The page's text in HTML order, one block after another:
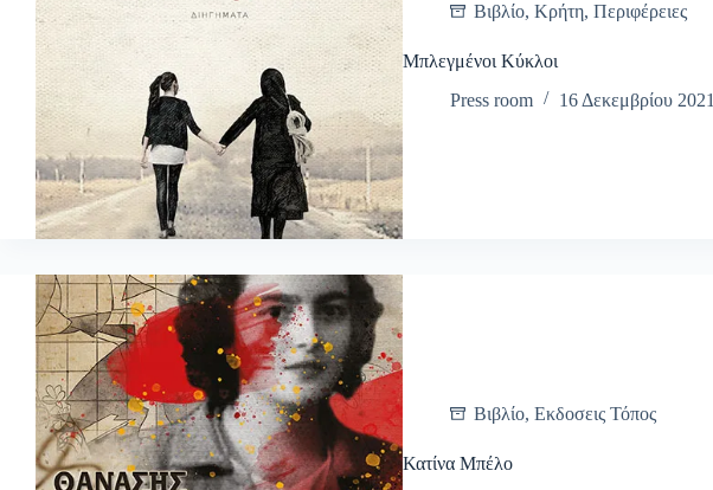
Βιβλίο, Κρήτη, Περιφέρειες
Μπλεγμένοι Κύκλοι
Press room
16 Δεκεμβρίου 2021
Βιβλίο, Εκδοσεις Τόπος
Κατίνα Μπέλο